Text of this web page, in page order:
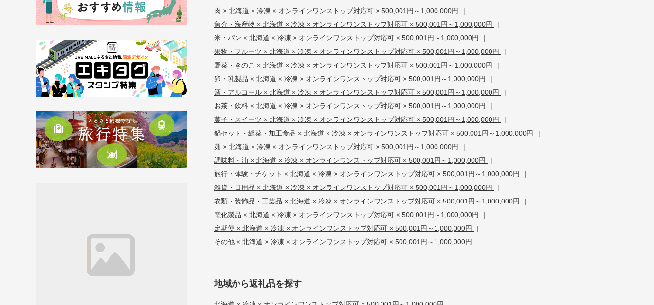
肉 × 北海道 × 冷凍 × オンラインワンストップ対応可 × 500,001円～1,000,000円
|
魚介・海産物 × 北海道 × 冷凍 × オンラインワンストップ対応可 × 500,001円～1,000,000円
|
米・パン × 北海道 × 冷凍 × オンラインワンストップ対応可 × 500,001円～1,000,000円
|
果物・フルーツ × 北海道 × 冷凍 × オンラインワンストップ対応可 × 500,001円～1,000,000円
|
野菜・きのこ × 北海道 × 冷凍 × オンラインワンストップ対応可 × 500,001円～1,000,000円
|
卵・乳製品 × 北海道 × 冷凍 × オンラインワンストップ対応可 × 500,001円～1,000,000円
|
酒・アルコール × 北海道 × 冷凍 × オンラインワンストップ対応可 × 500,001円～1,000,000円
|
お茶・飲料 × 北海道 × 冷凍 × オンラインワンストップ対応可 × 500,001円～1,000,000円
|
菓子・スイーツ × 北海道 × 冷凍 × オンラインワンストップ対応可 × 500,001円～1,000,000円
|
鍋セット・総菜・加工食品 × 北海道 × 冷凍 × オンラインワンストップ対応可 × 500,001円～1,000,000円
|
麺 × 北海道 × 冷凍 × オンラインワンストップ対応可 × 500,001円～1,000,000円
|
調味料・油 × 北海道 × 冷凍 × オンラインワンストップ対応可 × 500,001円～1,000,000円
|
旅行・体験・チケット × 北海道 × 冷凍 × オンラインワンストップ対応可 × 500,001円～1,000,000円
|
雑貨・日用品 × 北海道 × 冷凍 × オンラインワンストップ対応可 × 500,001円～1,000,000円
|
衣類・装飾品・工芸品 × 北海道 × 冷凍 × オンラインワンストップ対応可 × 500,001円～1,000,000円
|
電化製品 × 北海道 × 冷凍 × オンラインワンストップ対応可 × 500,001円～1,000,000円
|
定期便 × 北海道 × 冷凍 × オンラインワンストップ対応可 × 500,001円～1,000,000円
|
その他 × 北海道 × 冷凍 × オンラインワンストップ対応可 × 500,001円～1,000,000円
地域から返礼品を探す